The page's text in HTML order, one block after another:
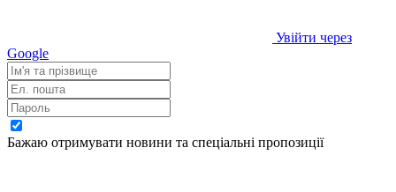
Увійти через
Google
Бажаю отримувати новини та спеціальні пропозиції